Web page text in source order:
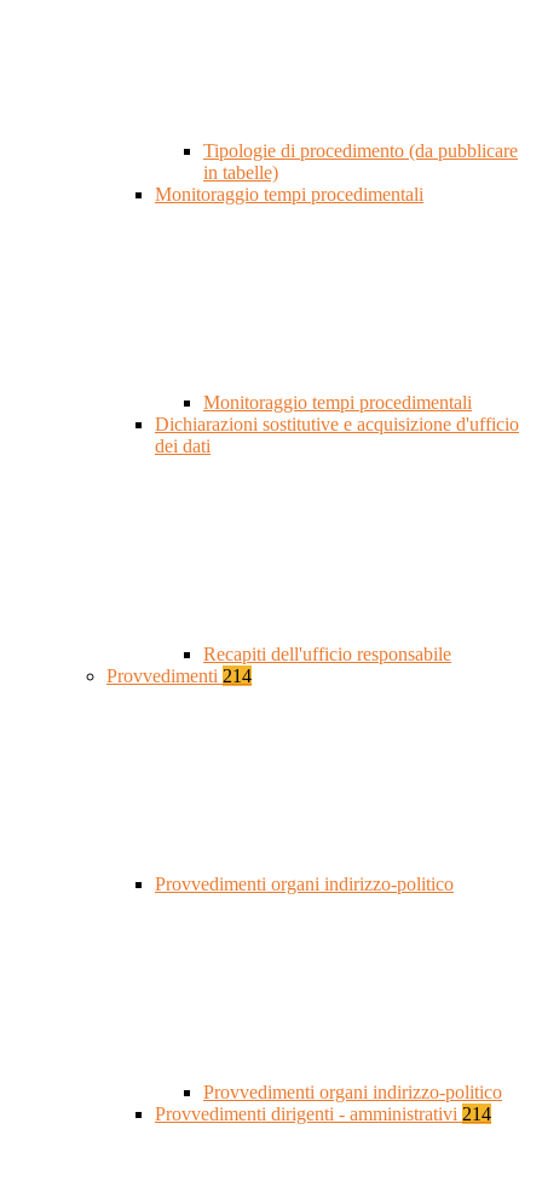
Tipologie di procedimento (da pubblicare
in tabelle)
Monitoraggio tempi procedimentali
Monitoraggio tempi procedimentali
Dichiarazioni sostitutive e acquisizione d'ufficio
dei dati
Recapiti dell'ufficio responsabile
Provvedimenti 214
Provvedimenti organi indirizzo-politico
Provvedimenti organi indirizzo-politico
Provvedimenti dirigenti - amministrativi 214